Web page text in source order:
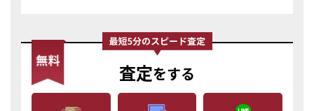
査定をする